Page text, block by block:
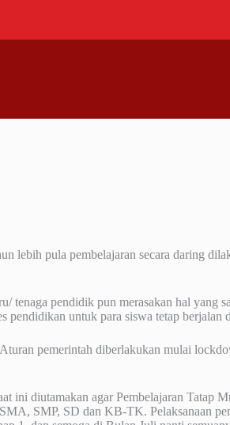
lebih pula pembelajaran secara daring
tenaga pendidik pun merasakan hal
pendidikan untuk para siswa tetap berjalan
pemerintah diberlakukan mulai
ini diutamakan agar Pembelajaran Tatap
SMP, SD dan KB-TK. Pelaksanaan